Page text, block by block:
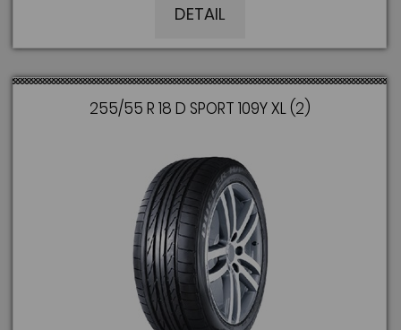
DETAIL
255/55 R 18 D SPORT 109Y XL (2)